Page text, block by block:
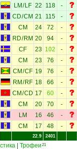
LM / LF 22 118 -
CD/CM 21 115 -
CM 24 72 -
RD/ RM 20 94 -
CF 23 102 -
CM 23 76 -
CM /CF 19 76 -
RM / RF 18 66 -
CM /CD 17 60 -
CM 20 70 -
LM 16 46 -
CM 17 48 -
22.9 2401
Трофеи 21